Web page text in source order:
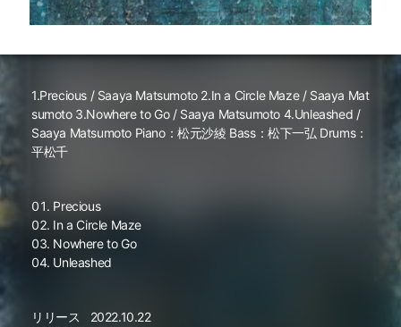
1.Precious / Saaya Matsumoto 2.In a Circle Maze / Saaya Mat
sumoto 3.Nowhere to Go / Saaya Matsumoto 4.Unleashed /
Saaya Matsumoto Piano：松元沙綾 Bass：松下一弘 Drums：
平松千
Precious
In a Circle Maze
Nowhere to Go
Unleashed
リリース
2022.10.22